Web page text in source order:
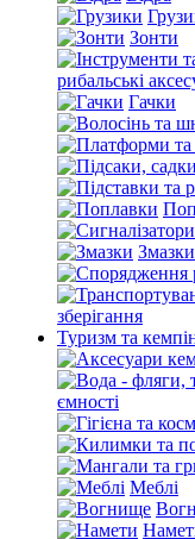
Зонти
рибальські
Гачки
Змазки
зберігання
Туризм та
ємності
Меблі